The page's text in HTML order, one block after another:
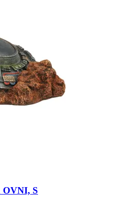
OVNI, S